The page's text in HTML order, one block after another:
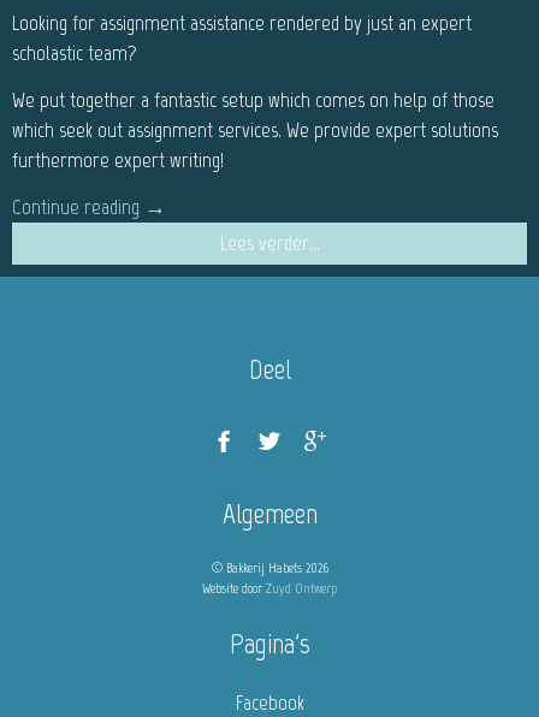
Looking for assignment assistance rendered by just an expert
scholastic team?
We put together a fantastic setup which comes on help of those
which seek out assignment services. We provide expert solutions
furthermore expert writing!
Continue reading →
Lees verder...
Deel
Algemeen
© Bakkerij Habets 2026
Website door Zuyd Ontwerp
Pagina's
Facebook